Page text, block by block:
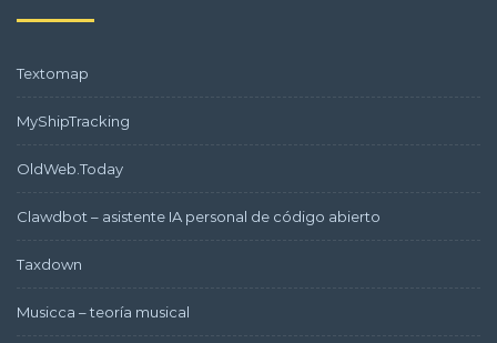
Textomap
MyShipTracking
OldWeb.Today
Clawdbot – asistente IA personal de código abierto
Taxdown
Musicca – teoría musical